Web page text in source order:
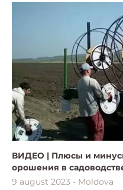
ВИДЕО | Плюсы и
орошения в
9 august 2023 - Moldova